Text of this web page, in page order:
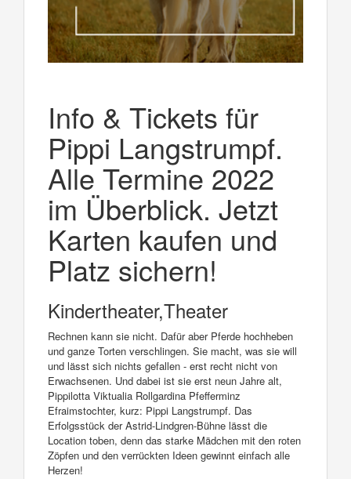
Info & Tickets für
Pippi Langstrumpf.
Alle Termine 2022
im Überblick. Jetzt
Karten kaufen und
Platz sichern!
Kindertheater,Theater
Rechnen kann sie nicht. Dafür aber Pferde hochheben
und ganze Torten verschlingen. Sie macht, was sie will
und lässt sich nichts gefallen - erst recht nicht von
Erwachsenen. Und dabei ist sie erst neun Jahre alt,
Pippilotta Viktualia Rollgardina Pfefferminz
Efraimstochter, kurz: Pippi Langstrumpf. Das
Erfolgsstück der Astrid-Lindgren-Bühne lässt die
Location toben, denn das starke Mädchen mit den roten
Zöpfen und den verrückten Ideen gewinnt einfach alle
Herzen!